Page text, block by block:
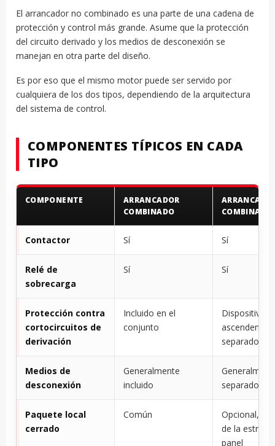
El arrancador no combinado es una parte de una cadena de
protección y control más grande. Asume que la protección
del circuito derivado y los medios de desconexión se
manejan en otra parte del diseño.
Es por eso que el mismo motor puede ser servido por
cualquiera de los dos tipos, dependiendo de la arquitectura
del sistema de control.
COMPONENTES TÍPICOS EN CADA
TIPO
COMPONENTE
ARRANCADOR
COMBINADO
COMBINADO
Contactor Sí Sí
Relé de
sobrecarga
Sí Sí
Protección contra
cortocircuitos de
derivación
Incluido en el
conjunto
Dispositivo
ascendente
separado
Medios de
desconexión
Generalmente
incluido
separado
Paquete local
cerrado
Común
Opcional,
de la
panel